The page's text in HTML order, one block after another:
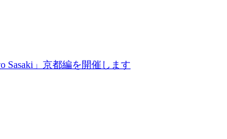
Sasaki」京都編を開催します